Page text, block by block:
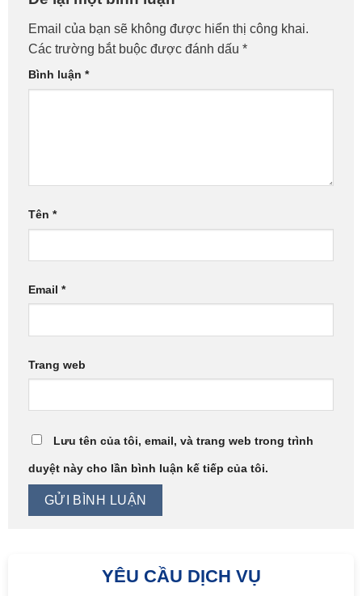
Email của bạn sẽ không được hiển thị công khai.
Các trường bắt buộc được đánh dấu *
Bình luận *
Tên *
Email *
Trang web
Lưu tên của tôi, email, và trang web trong trình
duyệt này cho lần bình luận kế tiếp của tôi.
YÊU CẦU DỊCH VỤ